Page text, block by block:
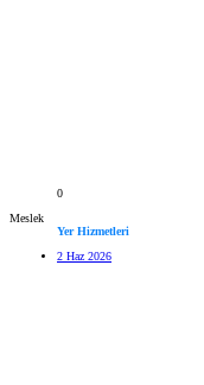
0
Meslek
Yer Hizmetleri
2 Haz 2026